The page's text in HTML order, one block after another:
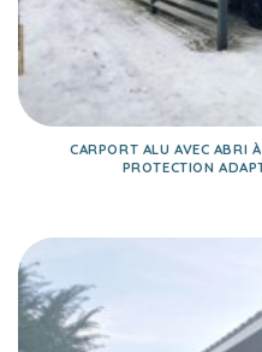
CARPORT ALU AVEC ABRI
PROTECTION